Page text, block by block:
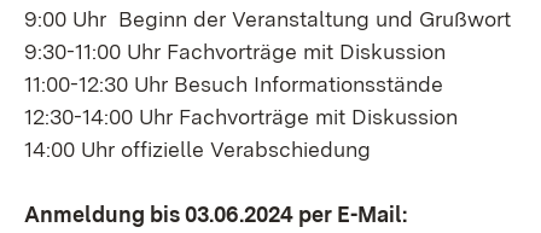
9:00 Uhr Beginn der Veranstaltung und Grußwort
9:30-11:00 Uhr Fachvorträge mit Diskussion
11:00-12:30 Uhr Besuch Informationsstände
12:30-14:00 Uhr Fachvorträge mit Diskussion
14:00 Uhr offizielle Verabschiedung
Anmeldung bis 03.06.2024 per E-Mail: